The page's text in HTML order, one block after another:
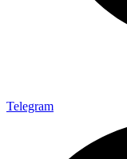
Telegram